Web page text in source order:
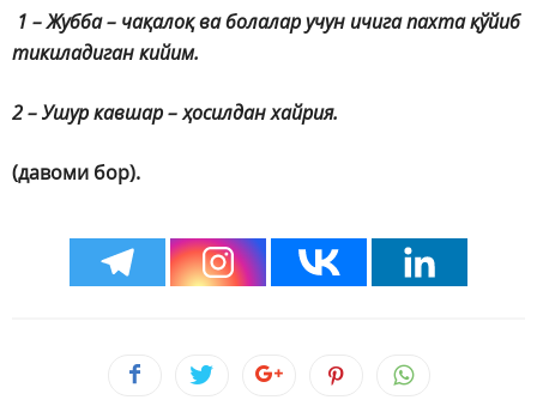
1 – Жубба – чақалоқ ва болалар учун ичига пахта қўйиб
тикиладиган кийим.
2 – Ушур кавшар – ҳосилдан хайрия.
(давоми бор).